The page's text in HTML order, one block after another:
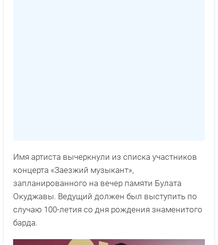
Имя артиста вычеркнули из списка участников
концерта «Заезжий музыкант»,
запланированного на вечер памяти Булата
Окуджавы. Ведущий должен был выступить по
случаю 100-летия со дня рождения знаменитого
барда.